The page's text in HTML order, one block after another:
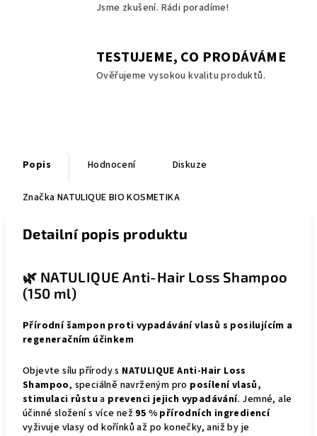
Jsme zkušení. Rádi poradíme!
TESTUJEME, CO PRODÁVÁME
Ověřujeme vysokou kvalitu produktů.
Popis Hodnocení Diskuze
Značka NATULIQUE BIO KOSMETIKA
Detailní popis produktu
🌿 NATULIQUE Anti-Hair Loss Shampoo
(150 ml)
Přírodní šampon proti vypadávání vlasů s posilujícím a
regeneračním účinkem
Objevte sílu přírody s NATULIQUE Anti-Hair Loss
Shampoo, speciálně navrženým pro posílení vlasů,
stimulaci růstua prevenci jejich vypadávání. Jemné, ale
účinné složení s více než 95 % přírodních ingrediencí
vyživuje vlasy od kořínků až po konečky, aniž by je